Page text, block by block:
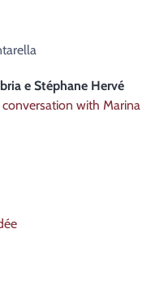
e Stéphane Hervé
with Marina